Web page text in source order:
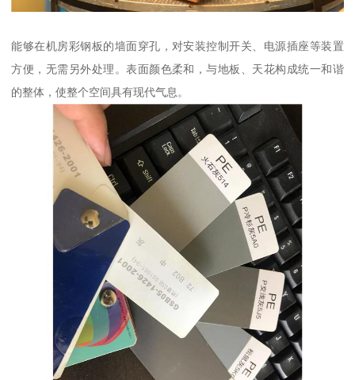
能够在机房彩钢板的墙面穿孔，对安装控制开关、电源插座等装置
方便，无需另外处理。表面颜色柔和，与地板、天花构成统一和谐
的整体，使整个空间具有现代气息。